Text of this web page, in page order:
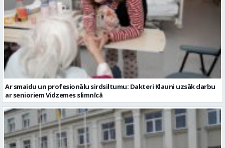
Ar smaidu un profesionālu sirdsiltumu: Dakteri Klauni uzsāk darbu
ar senioriem Vidzemes slimnīcā